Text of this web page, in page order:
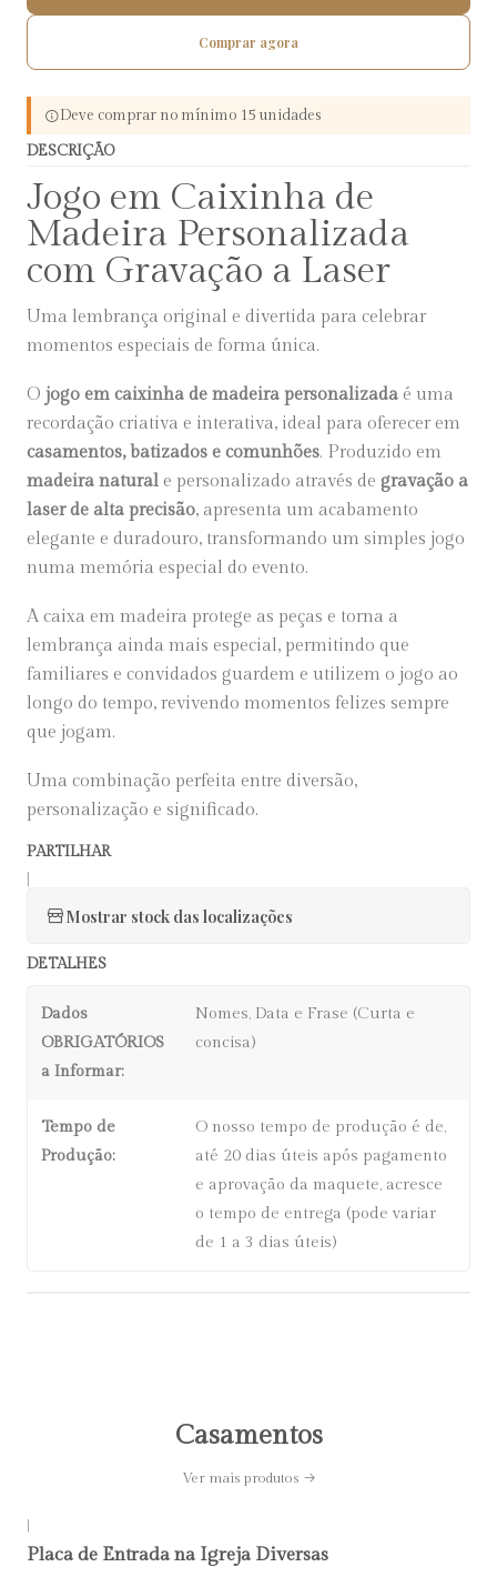
Comprar agora
Deve comprar no mínimo 15 unidades
DESCRIÇÃO
Jogo em Caixinha de
Madeira Personalizada
com Gravação a Laser
Uma lembrança original e divertida para celebrar
momentos especiais de forma única.
O jogo em caixinha de madeira personalizada é uma
recordação criativa e interativa, ideal para oferecer em
casamentos, batizados e comunhões. Produzido em
madeira natural e personalizado através de gravação a
laser de alta precisão, apresenta um acabamento
elegante e duradouro, transformando um simples jogo
numa memória especial do evento.
A caixa em madeira protege as peças e torna a
lembrança ainda mais especial, permitindo que
familiares e convidados guardem e utilizem o jogo ao
longo do tempo, revivendo momentos felizes sempre
que jogam.
Uma combinação perfeita entre diversão,
personalização e significado.
PARTILHAR
Mostrar stock das localizações
DETALHES
Dados
OBRIGATÓRIOS
a Informar:
Nomes, Data e Frase (Curta e
concisa)
Tempo de
Produção:
O nosso tempo de produção é de,
até 20 dias úteis após pagamento
e aprovação da maquete, acresce
o tempo de entrega (pode variar
de 1 a 3 dias úteis)
Casamentos
Ver mais produtos
Placa de Entrada na Igreja Diversas